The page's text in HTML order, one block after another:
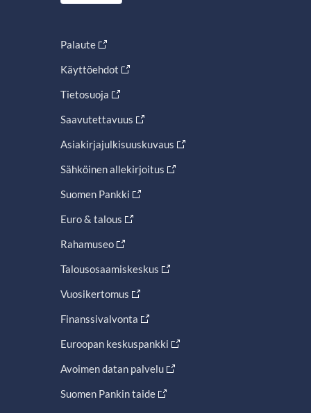
Palaute
Käyttöehdot
Tietosuoja
Saavutettavuus
Asiakirjajulkisuuskuvaus
Sähköinen allekirjoitus
Suomen Pankki
Euro & talous
Rahamuseo
Talousosaamiskeskus
Vuosikertomus
Finanssivalvonta
Euroopan keskuspankki
Avoimen datan palvelu
Suomen Pankin taide